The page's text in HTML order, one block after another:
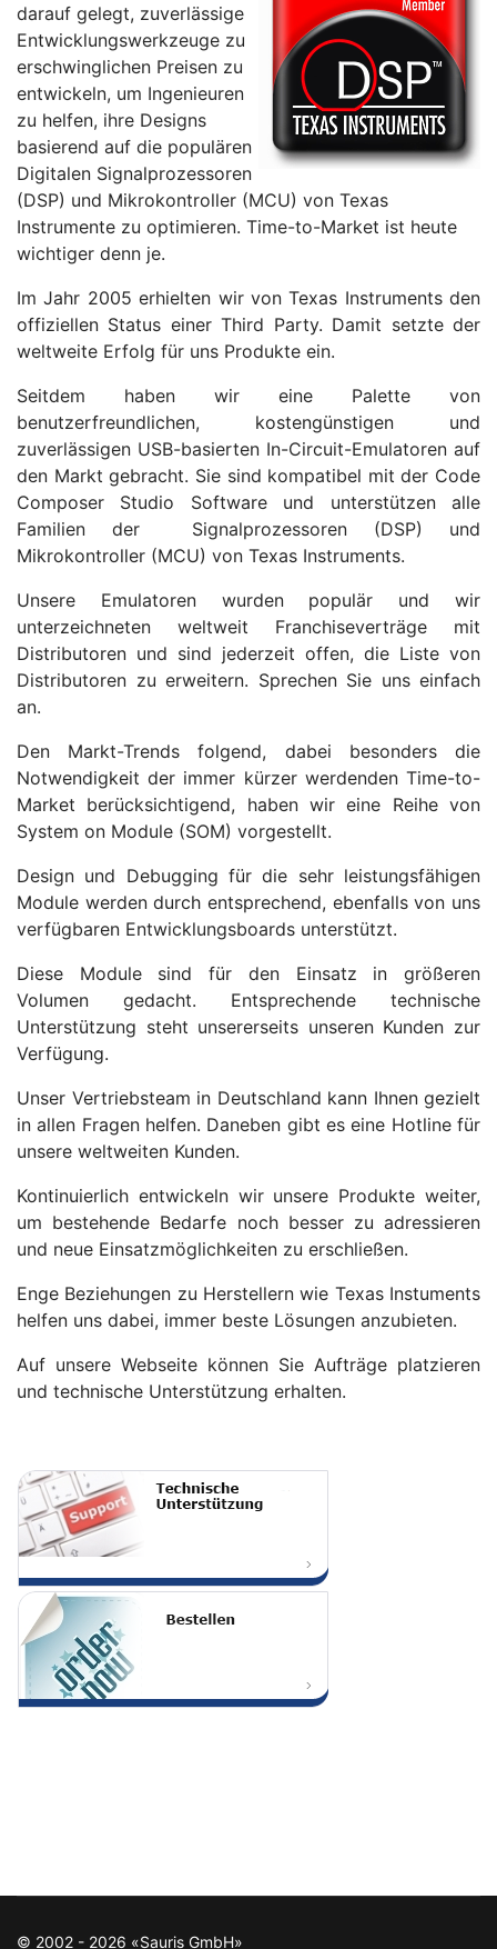
darauf gelegt, zuverlässige
Entwicklungswerkzeuge zu
erschwinglichen Preisen zu
entwickeln, um Ingenieuren
zu helfen, ihre Designs
basierend auf die populären
Digitalen Signalprozessoren
(DSP) und Mikrokontroller (MCU) von Texas
Instrumente zu optimieren. Time-to-Market ist heute
wichtiger denn je.
Im Jahr 2005 erhielten wir von Texas Instruments den
offiziellen Status einer Third Party. Damit setzte der
weltweite Erfolg für uns Produkte ein.
Seitdem haben wir eine Palette von
benutzerfreundlichen, kostengünstigen und
zuverlässigen USB-basierten In-Circuit-Emulatoren auf
den Markt gebracht. Sie sind kompatibel mit der Code
Composer Studio Software und unterstützen alle
Familien der Signalprozessoren (DSP) und
Mikrokontroller (MCU) von Texas Instruments.
Unsere Emulatoren wurden populär und wir
unterzeichneten weltweit Franchiseverträge mit
Distributoren und sind jederzeit offen, die Liste von
Distributoren zu erweitern. Sprechen Sie uns einfach
an.
Den Markt-Trends folgend, dabei besonders die
Notwendigkeit der immer kürzer werdenden Time-to-
Market berücksichtigend, haben wir eine Reihe von
System on Module (SOM) vorgestellt.
Design und Debugging für die sehr leistungsfähigen
Module werden durch entsprechend, ebenfalls von uns
verfügbaren Entwicklungsboards unterstützt.
Diese Module sind für den Einsatz in größeren
Volumen gedacht. Entsprechende technische
Unterstützung steht unsererseits unseren Kunden zur
Verfügung.
Unser Vertriebsteam in Deutschland kann Ihnen gezielt
in allen Fragen helfen. Daneben gibt es eine Hotline für
unsere weltweiten Kunden.
Kontinuierlich entwickeln wir unsere Produkte weiter,
um bestehende Bedarfe noch besser zu adressieren
und neue Einsatzmöglichkeiten zu erschließen.
Enge Beziehungen zu Herstellern wie Texas Instuments
helfen uns dabei, immer beste Lösungen anzubieten.
Auf unsere Webseite können Sie Aufträge platzieren
und technische Unterstützung erhalten.
© 2002 - 2026 «Sauris GmbH»